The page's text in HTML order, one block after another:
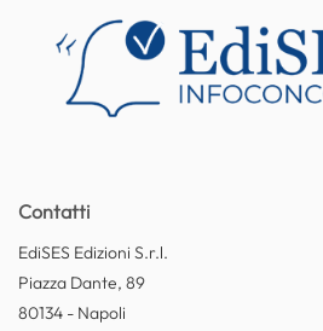
Contatti
EdiSES Edizioni S.r.l.
Piazza Dante, 89
80134 - Napoli